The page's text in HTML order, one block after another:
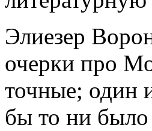
Элиезер
очерки про
точные; один
бы то ни было